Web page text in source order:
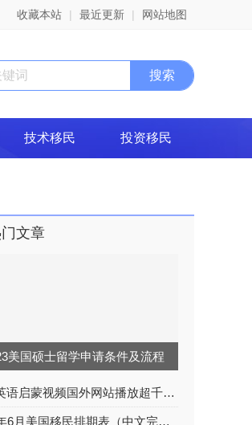
收藏本站 | 最近更新 | 网站地图
技术移民 投资移民
文章
美国硕士留学申请条件及流程
ABC英语启蒙视频国外网站播放超千万超级有趣
2019年6月美国移民排期表（中文完整版）